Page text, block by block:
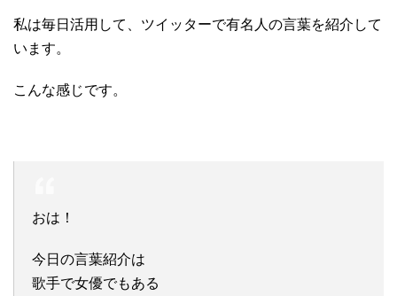
私は毎日活用して、ツイッターで有名人の言葉を紹介して
います。
こんな感じです。
おは！
今日の言葉紹介は
歌手で女優でもある